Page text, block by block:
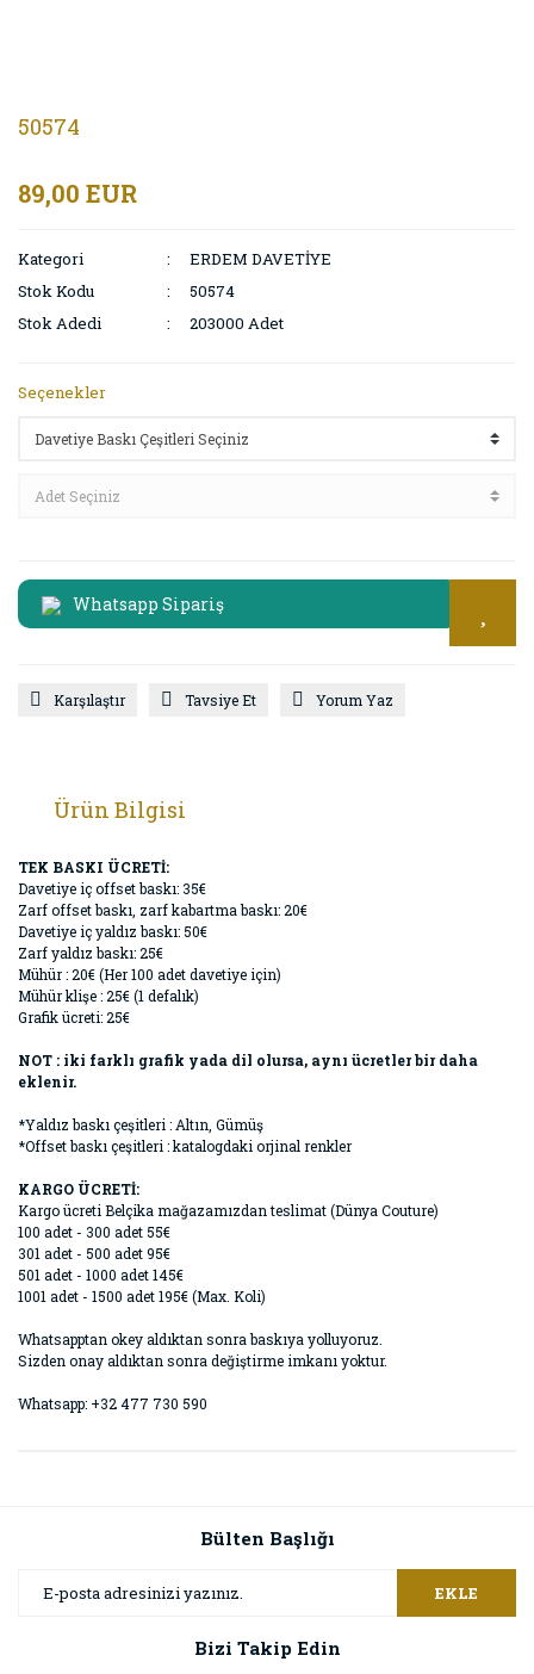
50574
89,00 EUR
Kategori
ERDEM DAVETİYE
Stok Kodu
50574
Stok Adedi
203000 Adet
Seçenekler
Whatsapp Sipariş
Karşılaştır Tavsiye Et Yorum Yaz
Ürün Bilgisi
TEK BASKI ÜCRETİ:
Davetiye iç offset baskı: 35€
Zarf offset baskı, zarf kabartma baskı: 20€
Davetiye iç yaldız baskı: 50€
Zarf yaldız baskı: 25€
Mühür : 20€ (Her 100 adet davetiye için)
Mühür klişe : 25€ (1 defalık)
Grafik ücreti: 25€
NOT : iki farklı grafik yada dil olursa, aynı ücretler bir daha
eklenir.
*Yaldız baskı çeşitleri : Altın, Gümüş
*Offset baskı çeşitleri : katalogdaki orjinal renkler
KARGO ÜCRETİ:
Kargo ücreti Belçika mağazamızdan teslimat (Dünya Couture)
100 adet - 300 adet 55€
301 adet - 500 adet 95€
501 adet - 1000 adet 145€
1001 adet - 1500 adet 195€ (Max. Koli)
Whatsapptan okey aldıktan sonra baskıya yolluyoruz.
Sizden onay aldıktan sonra değiştirme imkanı yoktur.
Whatsapp: +32 477 730 590
Bülten Başlığı
EKLE
Bizi Takip Edin